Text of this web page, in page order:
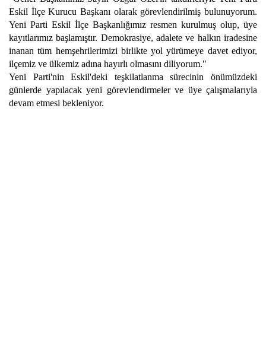
Eskil İlçe Kurucu Başkanı olarak görevlendirilmiş bulunuyorum.
Yeni Parti Eskil İlçe Başkanlığımız resmen kurulmuş olup, üye
kayıtlarımız başlamıştır. Demokrasiye, adalete ve halkın iradesine
inanan tüm hemşehrilerimizi birlikte yol yürümeye davet ediyor,
ilçemiz ve ülkemiz adına hayırlı olmasını diliyorum."
Yeni Parti'nin Eskil'deki teşkilatlanma sürecinin önümüzdeki
günlerde yapılacak yeni görevlendirmeler ve üye çalışmalarıyla
devam etmesi bekleniyor.